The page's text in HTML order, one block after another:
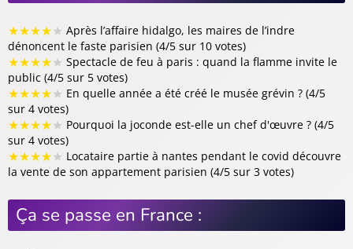
★★★★★ Après l’affaire hidalgo, les maires de l’indre
dénoncent le faste parisien (4/5 sur 10 votes)
★★★★★ Spectacle de feu à paris : quand la flamme invite le
public (4/5 sur 5 votes)
★★★★★ En quelle année a été créé le musée grévin ? (4/5
sur 4 votes)
★★★★★ Pourquoi la joconde est-elle un chef d'œuvre ? (4/5
sur 4 votes)
★★★★★ Locataire partie à nantes pendant le covid découvre
la vente de son appartement parisien (4/5 sur 3 votes)
Ça se passe en France :